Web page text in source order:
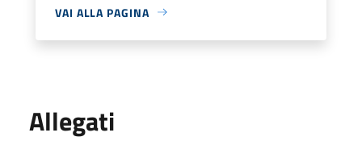
VAI ALLA PAGINA
Allegati